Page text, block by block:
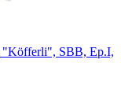
"Köfferli", SBB, Ep.I,